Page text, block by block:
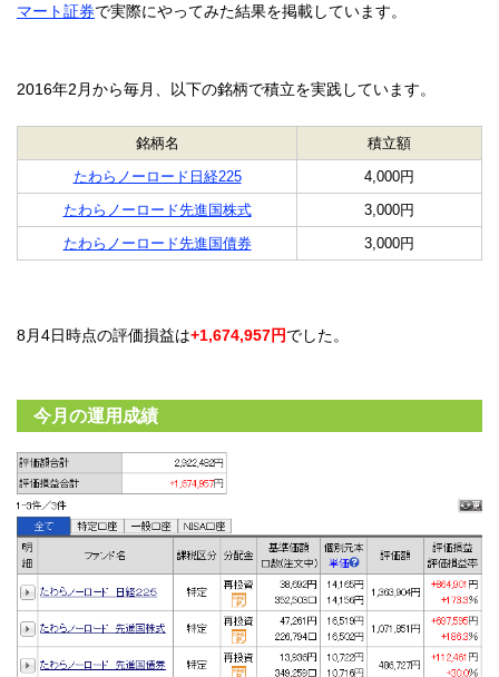
マート証券で実際にやってみた結果を掲載しています。
2016年2月から毎月、以下の銘柄で積立を実践しています。
銘柄名
積立額
たわらノーロード日経225
4,000円
たわらノーロード先進国株式
3,000円
たわらノーロード先進国債券
3,000円
8月4日時点の評価損益は+1,674,957円でした。
今月の運用成績